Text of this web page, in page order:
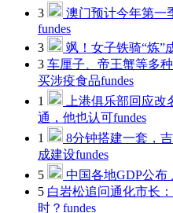
3
澳门预计今年第一
fundes
3
飒！女子铁骑“炼”
3 车厘子、帝王蟹等多
买涉疫食品fundes
1
上港俱乐部回应改
通，他也认可fundes
1
8分钟搭建一套，
成建设fundes
5
中国各地GDP公布
5 白岩松追问通化市长
时？ fundes